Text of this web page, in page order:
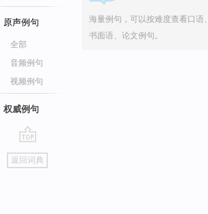
原声例句
全部
音频例句
视频例句
权威例句
go
top
返回词典
海量例句，可以按难度查看口语、
书面语、论文例句。